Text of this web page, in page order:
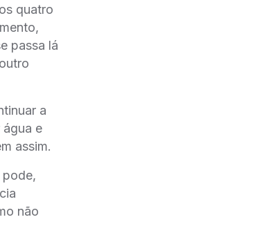
quatro
passa lá
a
e
assim.
pode,
não